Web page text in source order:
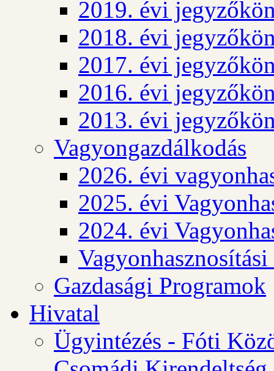
2019. évi
2018. évi
2017. évi
2016. évi
2013. évi
Vagyongazdálkodás
2026. évi
2025. évi
2024. évi
Gazdasági Programok
Hivatal
Ügyintézés - Fóti